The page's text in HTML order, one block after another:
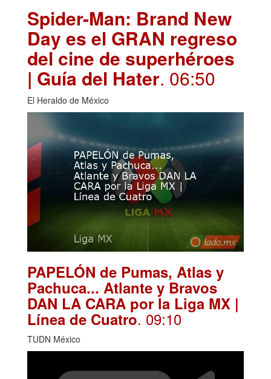
Spider-Man: Brand New
Day es el GRAN regreso
del cine de superhéroes
| Guía del Hater. 06:50
El Heraldo de México
PAPELÓN de Pumas, Atlas y
Pachuca... Atlante y Bravos
DAN LA CARA por la Liga MX |
Línea de Cuatro. 09:10
TUDN México